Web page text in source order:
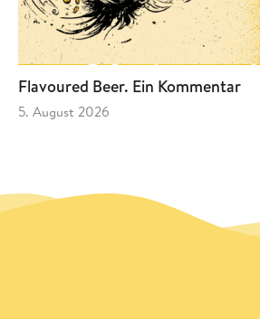
Flavoured Beer. Ein Kommentar
5. August 2026